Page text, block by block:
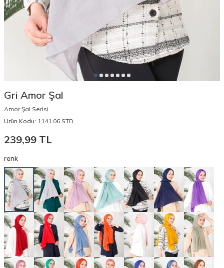
Gri Amor Şal
Amor Şal Serisi
Ürün Kodu: 1141.06.STD
239,99 TL
renk